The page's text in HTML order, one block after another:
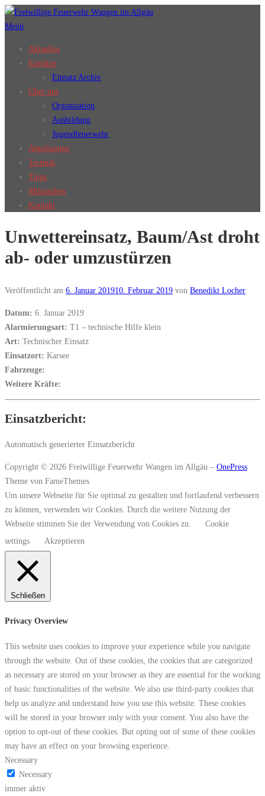
Zum
Inhalt
Menü
Aktuelles
Einsätze
Einsatz Archiv
Über uns
Organisation
Ausbildung
Jugendfeuerwehr
Abteilungen
Technik
Tipps
Mitmachen
Kontakt
Unwettereinsatz, Baum/Ast droht
ab- oder umzustürzen
Veröffentlicht am 6. Januar 201910. Februar 2019 von Benedikt Locher
Datum: 6. Januar 2019
Alarmierungsart: T1 – technische Hilfe klein
Art: Technischer Einsatz
Einsatzort: Karsee
Fahrzeuge:
Weitere Kräfte:
Einsatzbericht:
Automatisch generierter Einsatzbericht
Copyright © 2026 Freiwillige Feuerwehr Wangen im Allgäu – OnePress
Theme von FameThemes
Um unsere Webseite für Sie optimal zu gestalten und fortlaufend verbessern
zu können, verwenden wir Cookies. Durch die weitere Nutzung der
Webseite stimmen Sie der Verwendung von Cookies zu.
Cookie
settings
Akzeptieren
Schließen
Privacy Overview
This website uses cookies to improve your experience while you navigate
through the website. Out of these cookies, the cookies that are categorized
as necessary are stored on your browser as they are essential for the working
of basic functionalities of the website. We also use third-party cookies that
help us analyze and understand how you use this website. These cookies
will be stored in your browser only with your consent. You also have the
option to opt-out of these cookies. But opting out of some of these cookies
may have an effect on your browsing experience.
Necessary
Necessary
immer aktiv